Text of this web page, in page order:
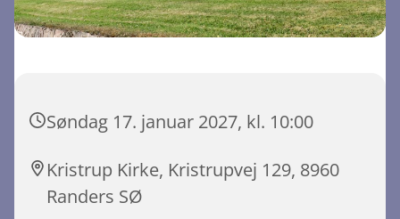
Søndag 17. januar 2027, kl. 10:00
Kristrup Kirke, Kristrupvej 129, 8960
Randers SØ